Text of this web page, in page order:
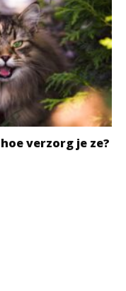
verzorg je ze?